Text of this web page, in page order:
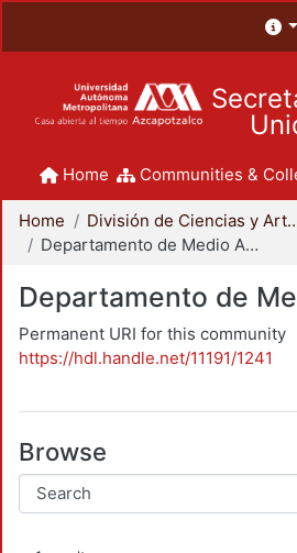
Home Communities &
Home
División de Ciencias
Departamento de Medio Ambiente
Departamento de
Permanent URI for this community
https://hdl.handle.net/11191/1241
Browse